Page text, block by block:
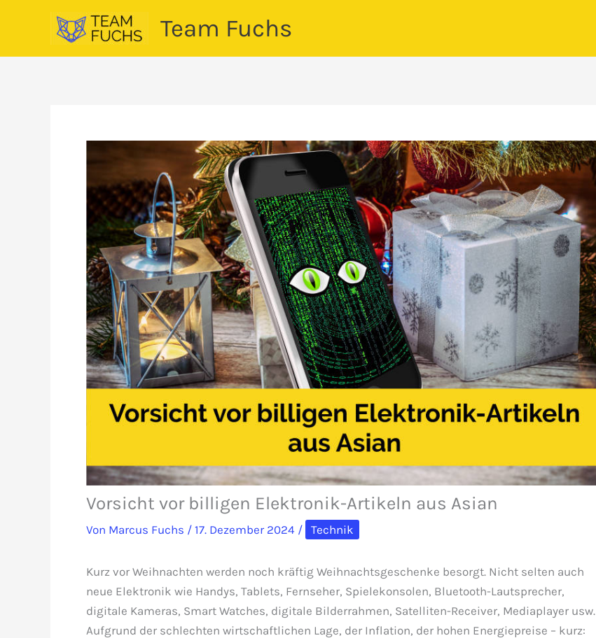
Team Fuchs
Vorsicht vor billigen Elektronik-Artikeln aus Asian
Von Marcus Fuchs / 17. Dezember 2024 / Technik
Kurz vor Weihnachten werden noch kräftig Weihnachtsgeschenke besorgt. Nicht selten auch
neue Elektronik wie Handys, Tablets, Fernseher, Spielekonsolen, Bluetooth-Lautsprecher,
digitale Kameras, Smart Watches, digitale Bilderrahmen, Satelliten-Receiver, Mediaplayer usw.
Aufgrund der schlechten wirtschaftlichen Lage, der Inflation, der hohen Energiepreise – kurz: